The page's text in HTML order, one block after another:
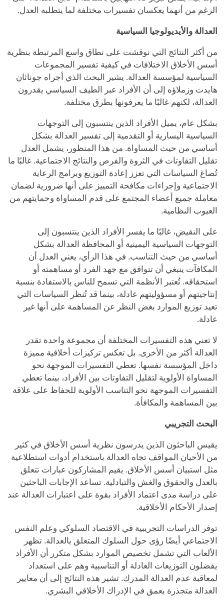
الرغم من أنهما يعكسان تفسيرات مختلفة لما يتطلبه العدل.
العدالة والأيديولوجيا السياسية
من أكثر النتائج التي نوقشت على نطاق واسع المرتبطة بنظرية
أسس الأخلاق الاختلافات في كيفية تفسير المجموعات
السياسية لمؤسسة العدالة. يشير البحث الذي أجراه جوناثان
هايدت وزملاؤه إلى أن الأفراد عبر الطيف السياسي يقدرون
العدالة، لكنهم غالبًا ما يعرفونها بطرق مختلفة.
بشكل عام، يميل الأفراد الذين ينتسبون إلى التوجهات
السياسية اليسارية أو التقدمية إلى تفسير العدالة بشكل
أساسي من حيث المساواة. من هذا المنظور، يشمل العدل
تقليل التفاوتات في الثروة والفرص والنتائج الاجتماعية. غالبًا ما
تُصاغ السياسات التي تعزز إعادة التوزيع وبرامج الرعاية
الاجتماعية وإجراءات مكافحة التمييز على أنها ضرورية لضمان
معاملة جميع أعضاء المجتمع على قدم المساواة وحمايتهم من
العيوب النظامية.
على النقيض، غالبًا ما يفسر الأفراد الذين ينتسبون إلى
التوجهات السياسية اليمينية أو المحافظة العدالة بشكل
أساسي من حيث التناسب. في هذا الرأي، يعني العدل أن
المكافآت ينبغي أن تتوافق مع جهد الفرد أو مساهمته أو
استحقاقه. تُعتبر الأنظمة التي تسمح للناس بالاستفادة بنسبة
إنتاجيتهم أو مسؤوليتهم عادلة، بينما قد تُنظر السياسات التي
تعيد توزيع الموارد بغض النظر عن المساهمة على أنها غير
عادلة.
لا تعني هذه التفسيرات المختلفة أن مجموعة واحدة تقدر
العدالة أكثر من الأخرى. بل تعكس تركيزات أخلاقية مميزة
داخل المؤسسة نفسها. تعطي التفسيرات الموجهة نحو
المساواة الأولوية لتقليل التفاوتات بين الأفراد، بينما تعطي
التفسيرات الموجهة نحو التناسب الأولوية للحفاظ على علاقة
بين المساهمة والمكافأة.
البحث التجريبي
يقيس الباحثون الذين يدرسون نظرية أسس الأخلاق في كثير
من الأحيان المواقف تجاه العدالة باستخدام أدوات استطلاعية
مثل استبيان أسس الأخلاق. يقيم المشاركون عبارات تتعلق
بالعدل والحقوق والغش والتبادلية. تساعد الإجابات الباحثين
على دراسة مدى اعتماد الأفراد بقوة على اعتبارات العدالة عند
إصدار الأحكام الأخلاقية.
توفر الدراسات التجريبية في الاقتصاد السلوكي وعلم النفس
الاجتماعي أيضًا رؤى حول السلوك المتعلق بالعدالة. تظهر
الألعاب التي تشمل تخصيص الموارد بشكل متكرر أن الأفراد
يفضلون التوزيعات العادلة أو التناسبية وهم على استعداد
لمعاقبة عدم العدالة المدرك. تشير هذه النتائج إلى أن معايير
العدالة متجذرة بعمق في الإدراك الأخلاقي البشري.